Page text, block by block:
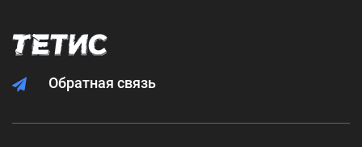
Обратная связь